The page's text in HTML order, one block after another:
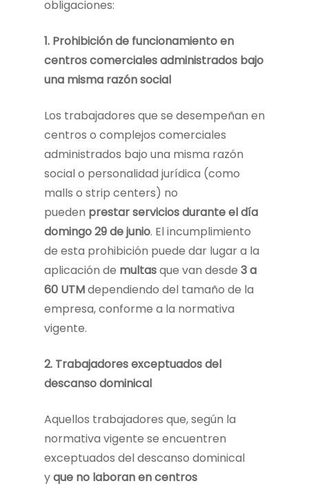
obligaciones:
1. Prohibición de funcionamiento en
centros comerciales administrados bajo
una misma razón social
Los trabajadores que se desempeñan en
centros o complejos comerciales
administrados bajo una misma razón
social o personalidad jurídica (como
malls o strip centers) no
pueden prestar servicios durante el día
domingo 29 de junio. El incumplimiento
de esta prohibición puede dar lugar a la
aplicación de multasque van desde 3 a
60 UTMdependiendo del tamaño de la
empresa, conforme a la normativa
vigente.
2. Trabajadores exceptuados del
descanso dominical
Aquellos trabajadores que, según la
normativa vigente se encuentren
exceptuados del descanso dominical
yque no laboran en centros